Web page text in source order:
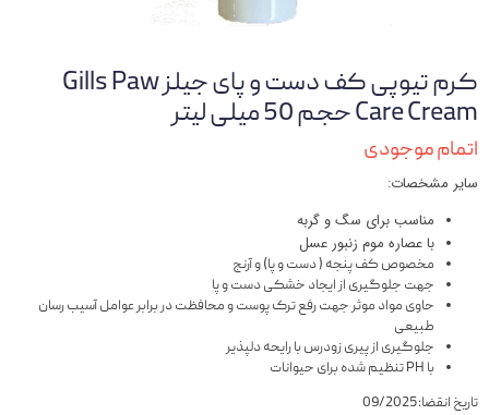
کرم تیوپی کف دست و پای جیلز Gills Paw
Care Cream حجم 50 میلی لیتر
اتمام موجودی
سایر مشخصات:
مناسب برای سگ و گربه
با عصاره موم زنبور عسل
مخصوص کف پنجه ( دست و پا) و آرنج
جهت جلوگیری از ایجاد خشکی دست و پا
حاوی مواد موثر جهت رفع ترک پوست و محافظت در برابر عوامل آسیب رسان
طبیعی
جلوگیری از پیری زودرس با رایحه دلپذیر
با PH تنظیم شده برای حیوانات
تاریخ انقضا:09/2025